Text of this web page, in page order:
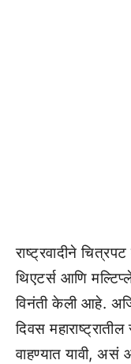
राष्ट्रवादीने
थिएटर्स आणि
विनंती केली आहे.
दिवस
वाहण्यात यावी,